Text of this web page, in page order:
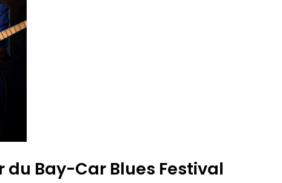
Bay-Car Blues Festival